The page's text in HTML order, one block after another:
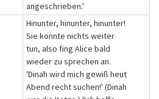
angeschrieben.'
Hinunter, hinunter, hinunter!
Sie konnte nichts weiter
tun, also fing Alice bald
wieder zu sprechen an.
'Dinah wird mich gewiß heut
Abend recht suchen!' (Dinah